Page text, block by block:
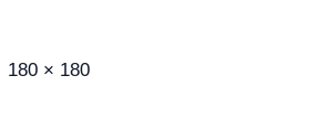
180 × 180